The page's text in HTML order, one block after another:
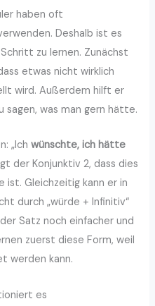
haben oft
Deshalb ist es
zu lernen. Zunächst
etwas nicht wirklich
wird. Außerdem hilft er
was man gern hätte.
„Ichwünschte, ich hätte
der Konjunktiv 2, dass dies
ist. Gleichzeitig kann er in
durch „würde + Infinitiv“
Satz noch einfacher und
zuerst diese Form, weil
werden kann.
es